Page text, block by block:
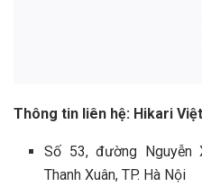
Thông tin liên hệ: Hikari
Số 53, đường Nguyễn
Thanh Xuân, TP. Hà Nội